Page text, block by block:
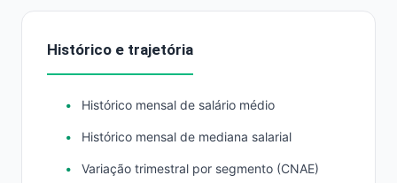
Histórico e trajetória
Histórico mensal de salário médio
Histórico mensal de mediana salarial
Variação trimestral por segmento (CNAE)